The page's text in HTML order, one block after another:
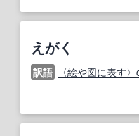
えがく
訳語 〈絵や図に表す